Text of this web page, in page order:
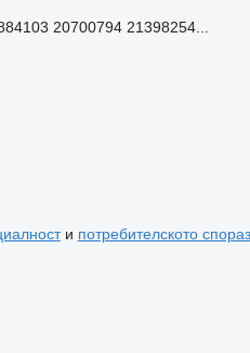
20700794 21398254...
и потребителското